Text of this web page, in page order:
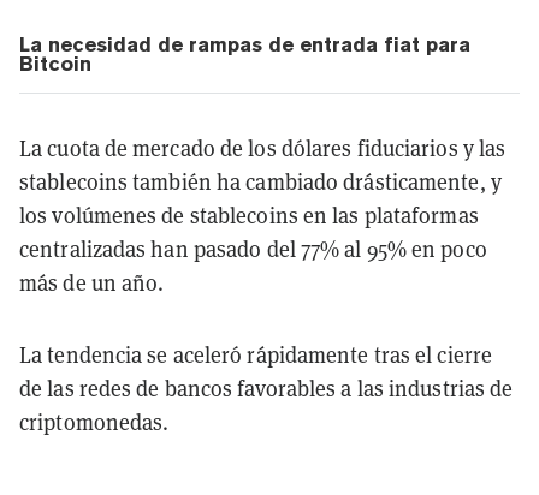
La necesidad de rampas de entrada fiat para
Bitcoin
La cuota de mercado de los dólares fiduciarios y las
stablecoins también ha cambiado drásticamente, y
los volúmenes de stablecoins en las plataformas
centralizadas han pasado del 77% al 95% en poco
más de un año.
La tendencia se aceleró rápidamente tras el cierre
de las redes de bancos favorables a las industrias de
criptomonedas.